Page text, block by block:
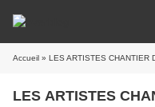
Accueil » LES ARTISTES CHANTIER DES
LES ARTISTES